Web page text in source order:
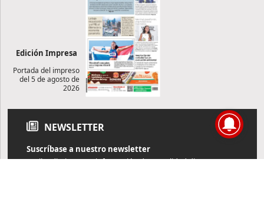
Edición Impresa
Portada del impreso
del 5 de agosto de
2026
NEWSLETTER
Suscríbase a nuestro newsletter
Reciba diariamente información de actualidad directamente en